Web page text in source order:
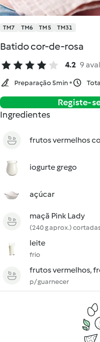
TM7 TM6 TM5 TM31
Batido cor-de-rosa
4.2 9
Preparação 5min
Registe-
Ingredientes
frutos vermelhos
iogurte grego
açúcar
maçã Pink Lady
(240 g aprox.)
leite
frio
frutos vermelhos,
p/ guarnecer